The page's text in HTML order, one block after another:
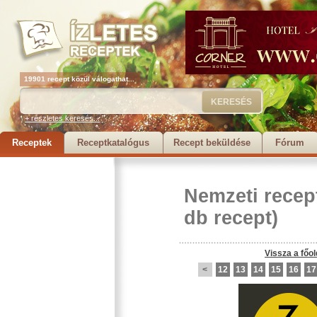
19901 recept közül válogathat...
+ részletes keresés...
Receptek Receptkatalógus Recept beküldése Fórum
Nemzeti
db recept)
Vissza a
<
12 13 14 15 16 17